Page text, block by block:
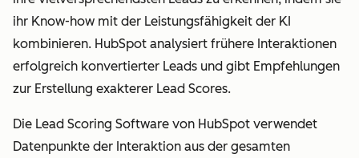
ihr Know-how mit der Leistungsfähigkeit der KI
kombinieren. HubSpot analysiert frühere Interaktionen
erfolgreich konvertierter Leads und gibt Empfehlungen
zur Erstellung exakterer Lead Scores.
Die Lead Scoring Software von HubSpot verwendet
Datenpunkte der Interaktion aus der gesamten